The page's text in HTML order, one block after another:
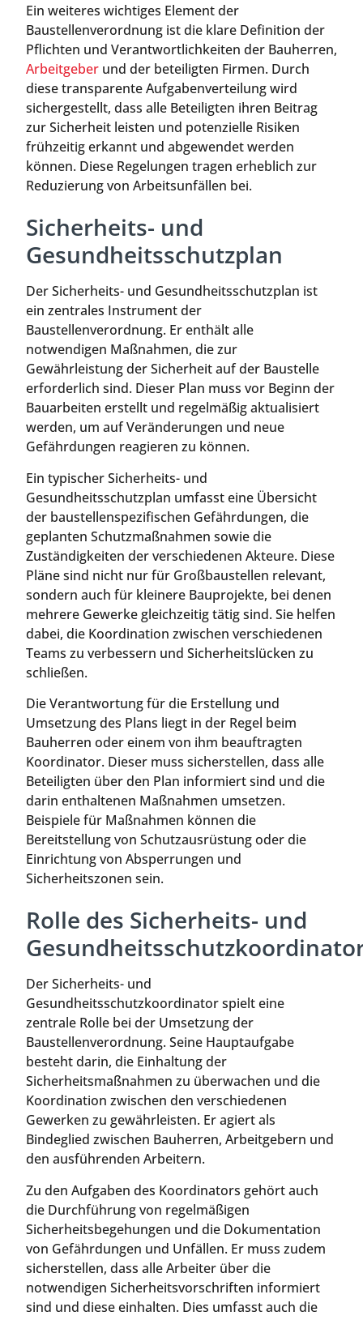
Ein weiteres wichtiges Element der
Baustellenverordnung ist die klare Definition der
Pflichten und Verantwortlichkeiten der Bauherren,
Arbeitgeber und der beteiligten Firmen. Durch
diese transparente Aufgabenverteilung wird
sichergestellt, dass alle Beteiligten ihren Beitrag
zur Sicherheit leisten und potenzielle Risiken
frühzeitig erkannt und abgewendet werden
können. Diese Regelungen tragen erheblich zur
Reduzierung von Arbeitsunfällen bei.
Sicherheits- und
Gesundheitsschutzplan
Der Sicherheits- und Gesundheitsschutzplan ist
ein zentrales Instrument der
Baustellenverordnung. Er enthält alle
notwendigen Maßnahmen, die zur
Gewährleistung der Sicherheit auf der Baustelle
erforderlich sind. Dieser Plan muss vor Beginn der
Bauarbeiten erstellt und regelmäßig aktualisiert
werden, um auf Veränderungen und neue
Gefährdungen reagieren zu können.
Ein typischer Sicherheits- und
Gesundheitsschutzplan umfasst eine Übersicht
der baustellenspezifischen Gefährdungen, die
geplanten Schutzmaßnahmen sowie die
Zuständigkeiten der verschiedenen Akteure. Diese
Pläne sind nicht nur für Großbaustellen relevant,
sondern auch für kleinere Bauprojekte, bei denen
mehrere Gewerke gleichzeitig tätig sind. Sie helfen
dabei, die Koordination zwischen verschiedenen
Teams zu verbessern und Sicherheitslücken zu
schließen.
Die Verantwortung für die Erstellung und
Umsetzung des Plans liegt in der Regel beim
Bauherren oder einem von ihm beauftragten
Koordinator. Dieser muss sicherstellen, dass alle
Beteiligten über den Plan informiert sind und die
darin enthaltenen Maßnahmen umsetzen.
Beispiele für Maßnahmen können die
Bereitstellung von Schutzausrüstung oder die
Einrichtung von Absperrungen und
Sicherheitszonen sein.
Rolle des Sicherheits- und
Der Sicherheits- und
Gesundheitsschutzkoordinator spielt eine
zentrale Rolle bei der Umsetzung der
Baustellenverordnung. Seine Hauptaufgabe
besteht darin, die Einhaltung der
Sicherheitsmaßnahmen zu überwachen und die
Koordination zwischen den verschiedenen
Gewerken zu gewährleisten. Er agiert als
Bindeglied zwischen Bauherren, Arbeitgebern und
den ausführenden Arbeitern.
Zu den Aufgaben des Koordinators gehört auch
die Durchführung von regelmäßigen
Sicherheitsbegehungen und die Dokumentation
von Gefährdungen und Unfällen. Er muss zudem
sicherstellen, dass alle Arbeiter über die
notwendigen Sicherheitsvorschriften informiert
sind und diese einhalten. Dies umfasst auch die